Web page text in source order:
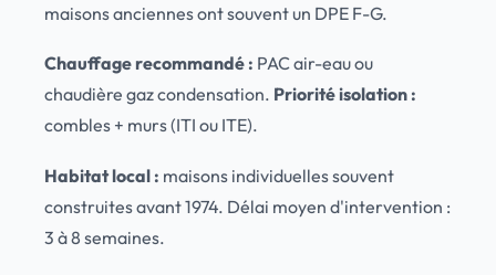
maisons anciennes ont souvent un DPE F-G.
Chauffage recommandé : PAC air-eau ou
chaudière gaz condensation. Priorité isolation :
combles + murs (ITI ou ITE).
Habitat local : maisons individuelles souvent
construites avant 1974. Délai moyen d'intervention :
3 à 8 semaines.